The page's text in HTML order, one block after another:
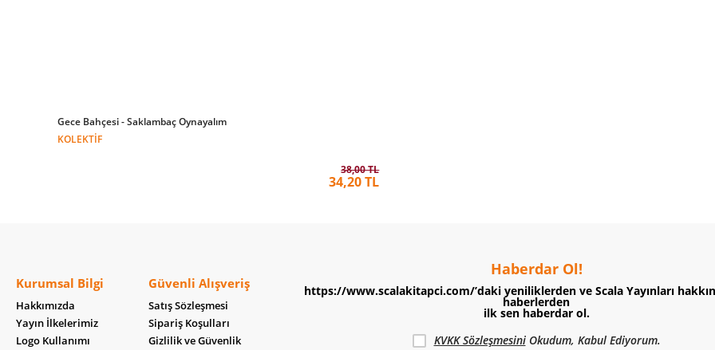
Gece Bahçesi - Saklambaç Oynayalım
KOLEKTIF
38,00 TL
34,20 TL
Kurumsal Bilgi
Hakkımızda
Yayın İlkelerimiz
Logo Kullanımı
Güvenli Alışveriş
Satış Sözleşmesi
Sipariş Koşulları
Gizlilik ve Güvenlik
Haberdar Ol!
https://www.scalakitapci.com/’daki yeniliklerden ve Scala Yayınları
haberlerden
ilk sen haberdar ol.
KVKK SözleşmesiniOkudum, Kabul Ediyorum.